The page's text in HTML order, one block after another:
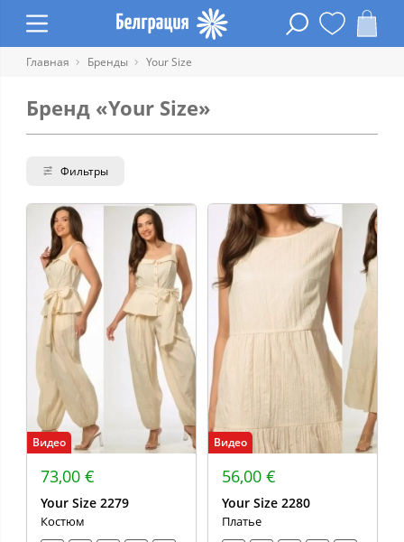
Главная Бренды Your Size
Бренд «Your Size»
Фильтры
Видео
73,00 €
Your Size 2279
Костюм
Видео
56,00 €
Your Size 2280
Платье